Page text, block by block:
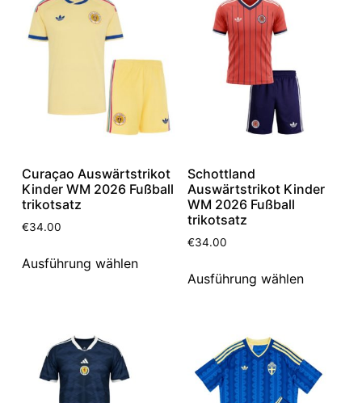
Curaçao Auswärtstrikot
Kinder WM 2026 Fußball
trikotsatz
€34.00
Ausführung wählen
Schottland
Auswärtstrikot Kinder
WM 2026 Fußball
trikotsatz
€34.00
Ausführung wählen